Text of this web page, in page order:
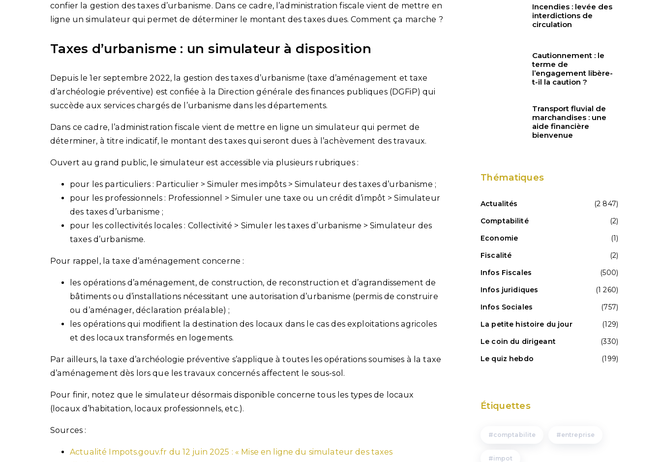
confier la gestion des taxes d’urbanisme. Dans ce cadre, l’administration fiscale vient de mettre en
ligne un simulateur qui permet de déterminer le montant des taxes dues. Comment ça marche ?
Taxes d’urbanisme : un simulateur à disposition
Depuis le 1er septembre 2022, la gestion des taxes d’urbanisme (taxe d’aménagement et taxe
d’archéologie préventive) est confiée à la Direction générale des finances publiques (DGFiP) qui
succède aux services chargés de l’urbanisme dans les départements.
Dans ce cadre, l’administration fiscale vient de mettre en ligne un simulateur qui permet de
déterminer, à titre indicatif, le montant des taxes qui seront dues à l’achèvement des travaux.
Ouvert au grand public, le simulateur est accessible via plusieurs rubriques :
pour les particuliers : Particulier > Simuler mes impôts > Simulateur des taxes d’urbanisme ;
pour les professionnels : Professionnel > Simuler une taxe ou un crédit d’impôt > Simulateur
des taxes d’urbanisme ;
pour les collectivités locales : Collectivité > Simuler les taxes d’urbanisme > Simulateur des
taxes d’urbanisme.
Pour rappel, la taxe d’aménagement concerne :
les opérations d’aménagement, de construction, de reconstruction et d’agrandissement de
bâtiments ou d’installations nécessitant une autorisation d’urbanisme (permis de construire
ou d’aménager, déclaration préalable) ;
les opérations qui modifient la destination des locaux dans le cas des exploitations agricoles
et des locaux transformés en logements.
Par ailleurs, la taxe d’archéologie préventive s’applique à toutes les opérations soumises à la taxe
d’aménagement dès lors que les travaux concernés affectent le sous-sol.
Pour finir, notez que le simulateur désormais disponible concerne tous les types de locaux
(locaux d’habitation, locaux professionnels, etc.).
Sources :
Actualité Impots.gouv.fr du 12 juin 2025 : « Mise en ligne du simulateur des taxes
Incendies : levée des
interdictions de
circulation
Cautionnement : le
terme de
l’engagement libère-
t-il la caution ?
Transport fluvial de
marchandises : une
aide financière
bienvenue
Thématiques
Actualités
(2 847)
Comptabilité
(2)
Economie
(1)
Fiscalité
(2)
Infos Fiscales
(500)
Infos juridiques
(1 260)
Infos Sociales
(757)
La petite histoire du jour
(129)
Le coin du dirigeant
(330)
Le quiz hebdo
(199)
Étiquettes
comptabilite entreprise
impot